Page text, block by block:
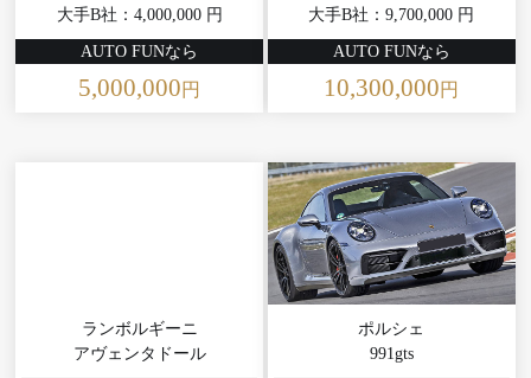
大手B社：4,000,000 円
AUTO FUNなら
5,000,000円
大手B社：9,700,000 円
AUTO FUNなら
10,300,000円
ランボルギーニ
アヴェンタドール
ポルシェ
991gts